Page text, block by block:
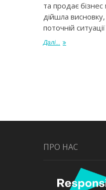
та продає
дійшла
поточній
Далі...
ПРО НАС